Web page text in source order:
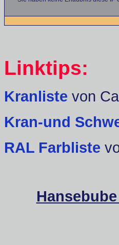
Linktips:
Kranliste von
Kran-und
RAL Farbliste